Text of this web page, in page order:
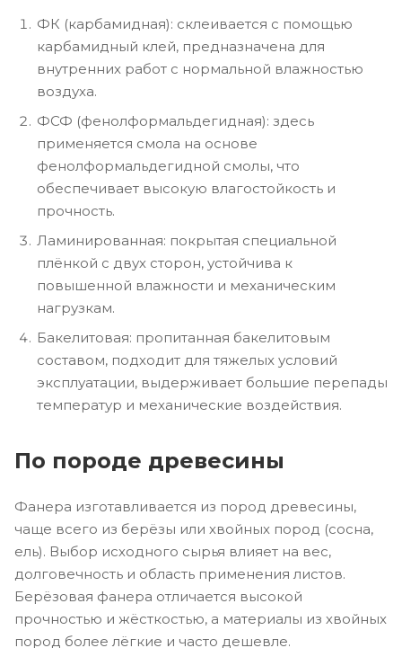
ФК (карбамидная): склеивается с помощью
карбамидный клей, предназначена для
внутренних работ с нормальной влажностью
воздуха.
ФСФ (фенолформальдегидная): здесь
применяется смола на основе
фенолформальдегидной смолы, что
обеспечивает высокую влагостойкость и
прочность.
Ламинированная: покрытая специальной
плёнкой с двух сторон, устойчива к
повышенной влажности и механическим
нагрузкам.
Бакелитовая: пропитанная бакелитовым
составом, подходит для тяжелых условий
эксплуатации, выдерживает большие перепады
температур и механические воздействия.
По породе древесины
Фанера изготавливается из пород древесины,
чаще всего из берёзы или хвойных пород (сосна,
ель). Выбор исходного сырья влияет на вес,
долговечность и область применения листов.
Берёзовая фанера отличается высокой
прочностью и жёсткостью, а материалы из хвойных
пород более лёгкие и часто дешевле.